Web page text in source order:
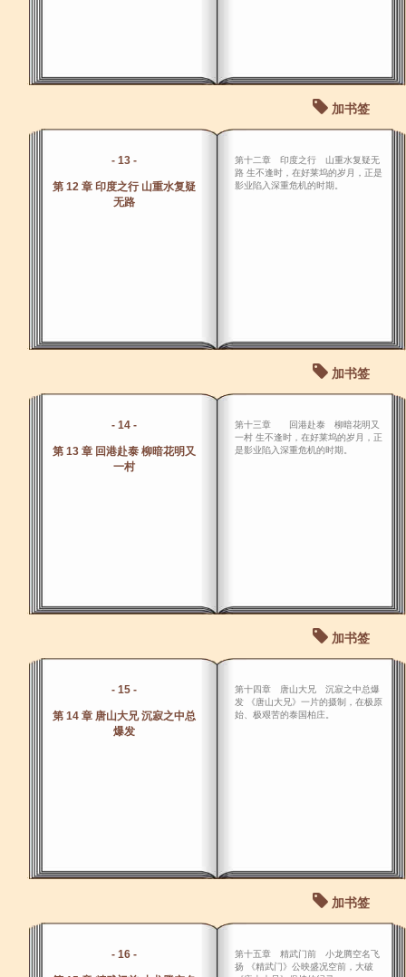
加书签
- 13 -
第 12 章 印度之行 山重水复疑
无路
第十二章 印度之行 山重水复疑无
路 生不逢时，在好莱坞的岁月，正是
影业陷入深重危机的时期。
加书签
- 14 -
第 13 章 回港赴泰 柳暗花明又
一村
第十三章 回港赴泰 柳暗花明又
一村 生不逢时，在好莱坞的岁月，正
是影业陷入深重危机的时期。
加书签
- 15 -
第 14 章 唐山大兄 沉寂之中总
爆发
第十四章 唐山大兄 沉寂之中总爆
发 《唐山大兄》一片的摄制，在极原
始、极艰苦的泰国柏庄。
加书签
- 16 -
第十五章 精武门前 小龙腾空名飞
扬 《精武门》公映盛况空前，大破